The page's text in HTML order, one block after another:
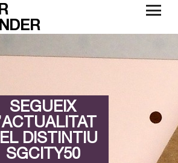
SEGUEIX
DISTINTIU
SGCITY50